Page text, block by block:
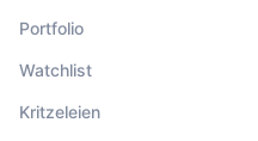
Portfolio
Watchlist
Kritzeleien